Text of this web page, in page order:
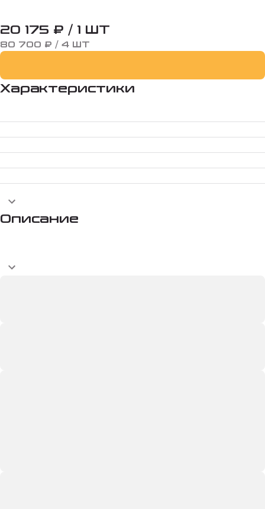
20 175 ₽ / 1 ШТ
80 700 ₽ / 4 ШТ
Характеристики
Описание